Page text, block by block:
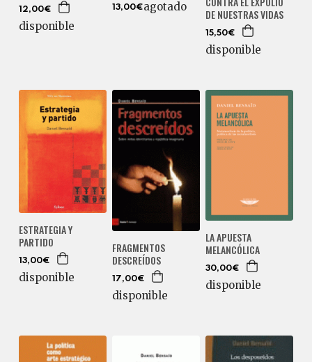
12,00€
disponible
13,00€agotado
DE NUESTRAS VIDAS
15,50€
disponible
ESTRATEGIA Y
PARTIDO
13,00€
disponible
FRAGMENTOS
DESCREÍDOS
17,00€
disponible
LA APUESTA
MELANCÓLICA
30,00€
disponible